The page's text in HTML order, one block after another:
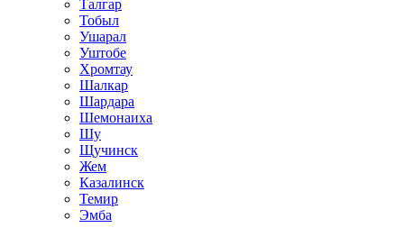
Талгар
Тобыл
Ушарал
Уштобе
Хромтау
Шалкар
Шардара
Шемонаиха
Шу
Щучинск
Жем
Казалинск
Темир
Эмба